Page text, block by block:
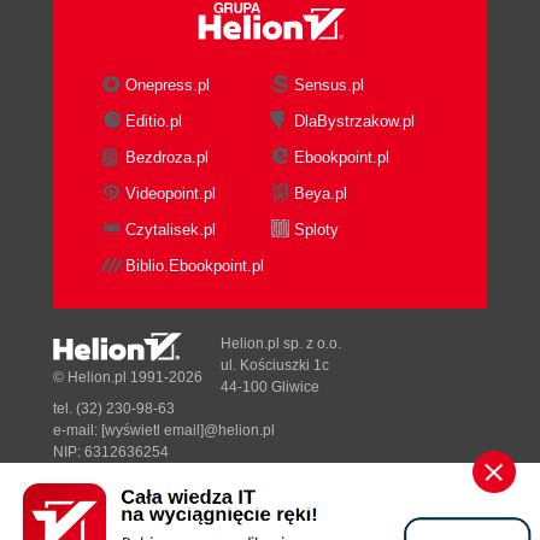
Projekt: aplikacja z automatycznym
Implementacja aplikacji Uzupełniacz (132)
Testowanie aplikacji Uzupełniacz (138)
Przerabianie aplikacji Uzupełniacz (139)
Podsumowanie (140)
Rozdział 7. Tworzenie interaktywnego interfejsu
użytkownika ze sprawdzaniem poprawności (141)
Zadanie: sprawdzanie poprawności danych
wprowadzanych przez użytkownika w czasie
rzeczywistym (143)
Projekt: aplikacja Sprawdzacz (145)
Implementacja aplikacji Sprawdzacz (149)
Testowanie aplikacji Sprawdzacz (156)
Przerabianie aplikacji Sprawdzacz (158)
Podsumowanie (161)
Rozdział 8. Rewelacyjny interfejs do przeglądania
Onepress.pl
Sensus.pl
Editio.pl
DlaBystrzakow.pl
Bezdroza.pl
Ebookpoint.pl
Videopoint.pl
Beya.pl
Czytalisek.pl
Sploty
Biblio.Ebookpoint.pl
Designed with ♥ byTonik.pl
© Helion.pl 1991-2026
Helion.pl sp. z o.o.
ul. Kościuszki 1c
44-100 Gliwice
tel. (32) 230-98-63
e-mail: [wyświetl email]@helion.pl
NIP: 6312636254